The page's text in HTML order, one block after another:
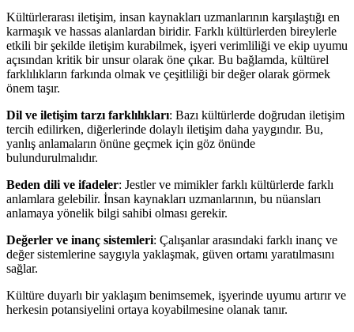
Kültürlerarası iletişim, insan kaynakları uzmanlarının karşılaştığı en
karmaşık ve hassas alanlardan biridir. Farklı kültürlerden bireylerle
etkili bir şekilde iletişim kurabilmek, işyeri verimliliği ve ekip uyumu
açısından kritik bir unsur olarak öne çıkar. Bu bağlamda, kültürel
farklılıkların farkında olmak ve çeşitliliği bir değer olarak görmek
önem taşır.
Dil ve iletişim tarzı farklılıkları: Bazı kültürlerde doğrudan iletişim
tercih edilirken, diğerlerinde dolaylı iletişim daha yaygındır. Bu,
yanlış anlamaların önüne geçmek için göz önünde
bulundurulmalıdır.
Beden dili ve ifadeler: Jestler ve mimikler farklı kültürlerde farklı
anlamlara gelebilir. İnsan kaynakları uzmanlarının, bu nüansları
anlamaya yönelik bilgi sahibi olması gerekir.
Değerler ve inanç sistemleri: Çalışanlar arasındaki farklı inanç ve
değer sistemlerine saygıyla yaklaşmak, güven ortamı yaratılmasını
sağlar.
Kültüre duyarlı bir yaklaşım benimsemek, işyerinde uyumu artırır ve
herkesin potansiyelini ortaya koyabilmesine olanak tanır.